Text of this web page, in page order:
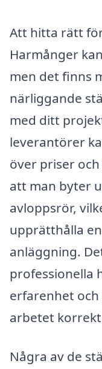
Att hitta rätt
Harmånger
men det finns
närliggande
med ditt
leverantörer
över priser
att man byter
avloppsrör,
upprätthålla
anläggning.
professionella
erfarenhet
arbetet
Några av de